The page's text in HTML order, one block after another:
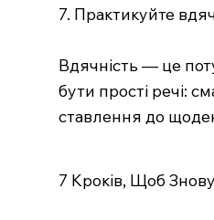
7. Практикуйте
Вдячність — це
бути прості речі:
ставлення до
7 Кроків, Щоб